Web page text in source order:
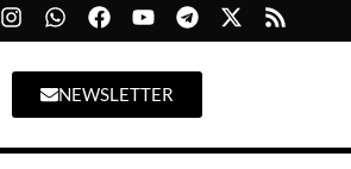
NEWSLETTER